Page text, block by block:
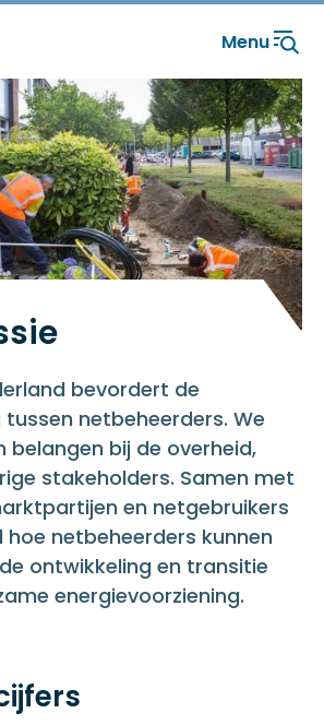
Menu
bevordert de
netbeheerders. We
belangen bij de overheid,
stakeholders. Samen met
en netgebruikers
netbeheerders kunnen
ontwikkeling en transitie
energievoorziening.